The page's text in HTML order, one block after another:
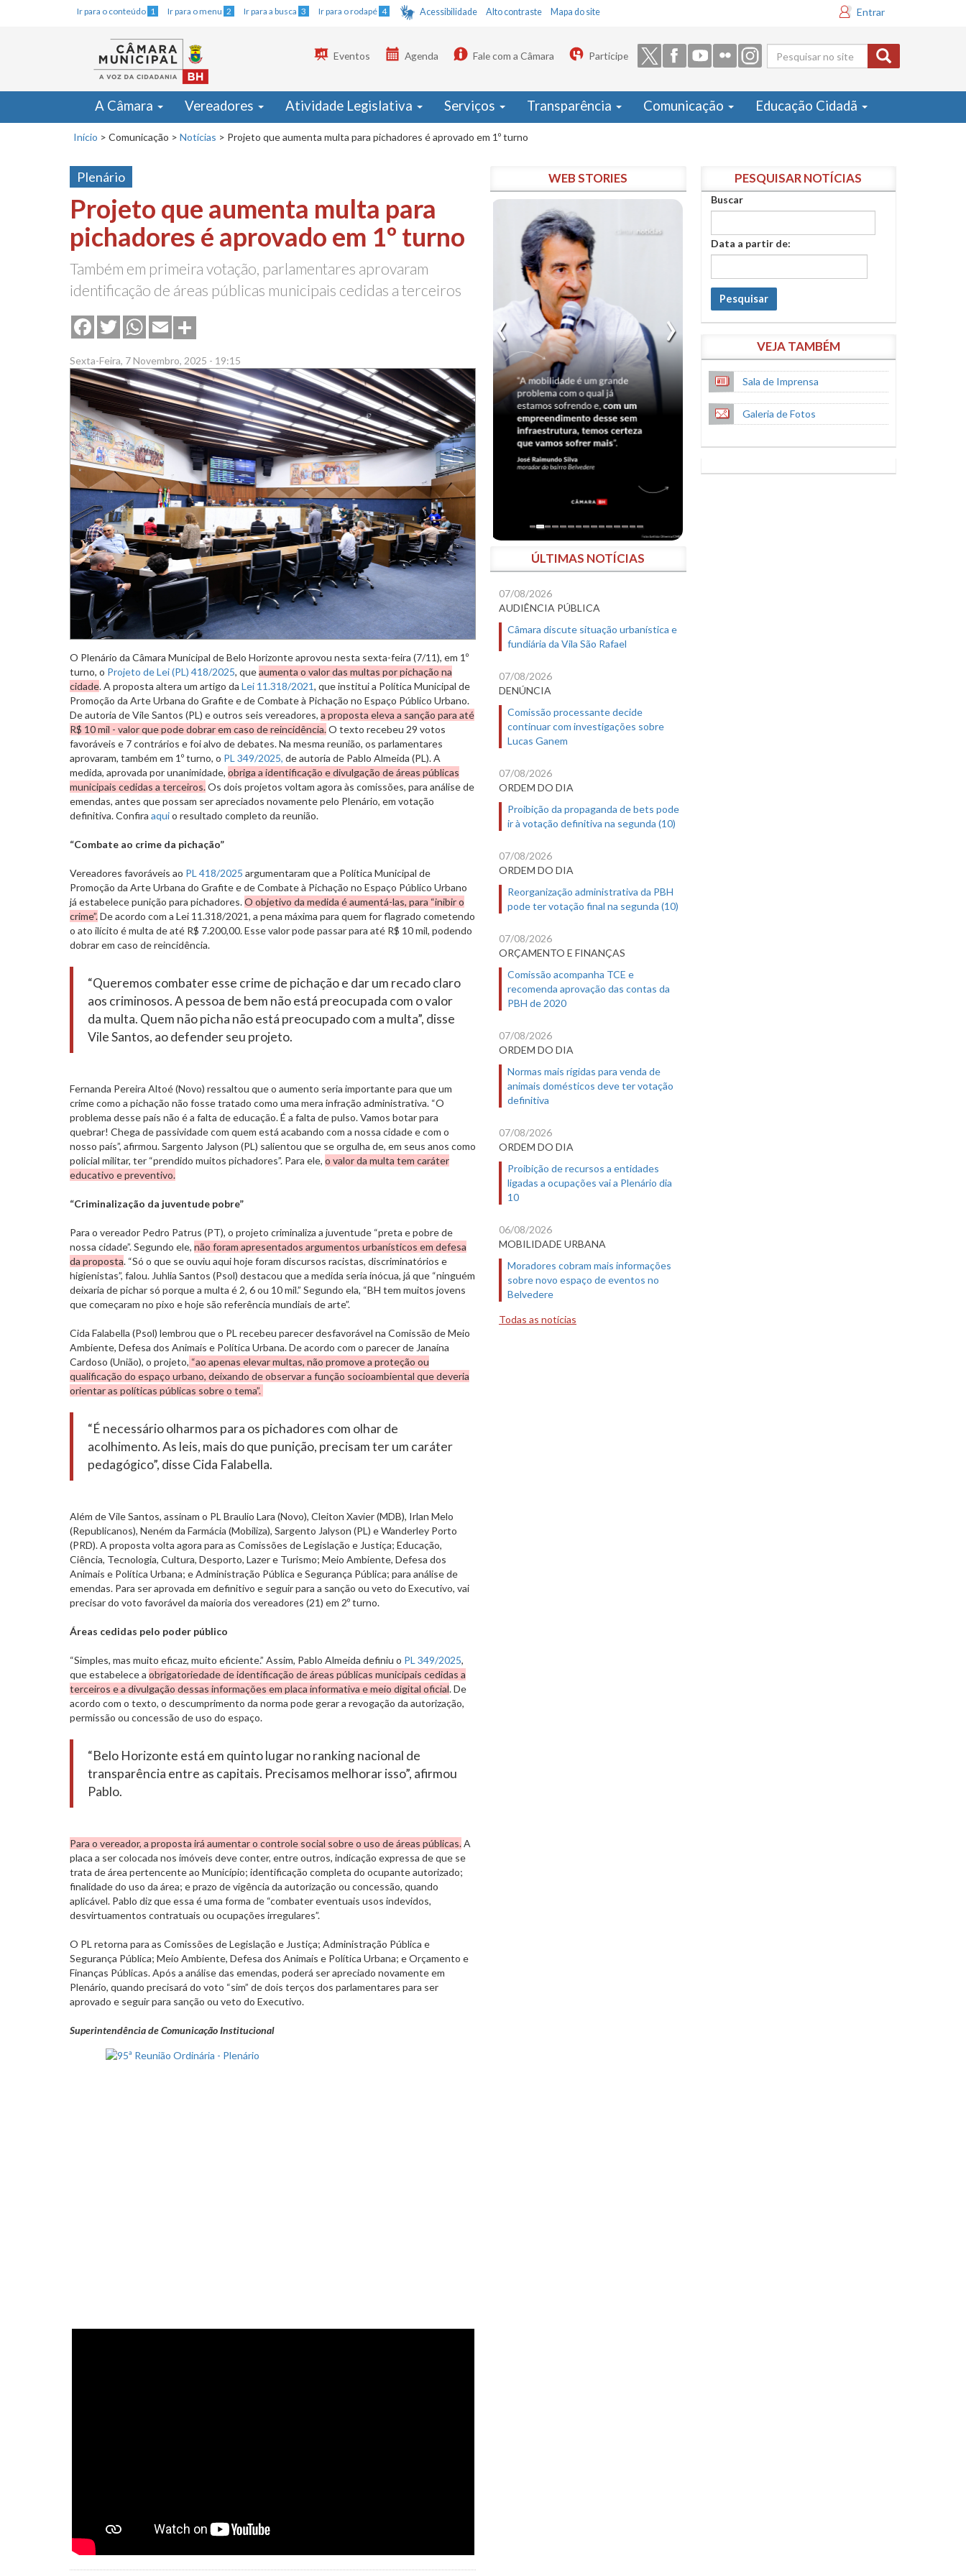
Ir para o conteúdo 1 Ir para o menu 2 Ir para a busca 3 Ir para o rodapé 4 Acessibilidade Alto contraste Mapa do site Entrar
Formulário
de busca
Eventos Agenda Fale com a Câmara Participe
A Câmara Vereadores Atividade Legislativa Serviços Transparência Comunicação Educação Cidadã
Início > Comunicação > Notícias > Projeto que aumenta multa para pichadores é aprovado em 1º turno
Plenário
Projeto que aumenta multa para
pichadores é aprovado em 1º turno
Também em primeira votação, parlamentares aprovaram
identificação de áreas públicas municipais cedidas a terceiros
FacebookTwitterWhatsApp
Email
Sexta-Feira, 7 Novembro, 2025 - 19:15
O Plenário da Câmara Municipal de Belo Horizonte aprovou nesta sexta-feira (7/11), em 1º
turno, o Projeto de Lei (PL) 418/2025, queaumenta o valor das multas por pichação na
cidade. A proposta altera um artigo da Lei 11.318/2021, que institui a Política Municipal de
Promoção da Arte Urbana do Grafite e de Combate à Pichação no Espaço Público Urbano.
De autoria de Vile Santos (PL) e outros seis vereadores, a proposta eleva a sanção para até
R$ 10 mil - valor que pode dobrar em caso de reincidência.O texto recebeu 29 votos
favoráveis e 7 contrários e foi alvo de debates. Na mesma reunião, os parlamentares
aprovaram, também em 1º turno, o PL 349/2025, de autoria de Pablo Almeida (PL). A
medida, aprovada por unanimidade, obriga a identificação e divulgação de áreas públicas
municipais cedidas a terceiros.Os dois projetos voltam agora às comissões, para análise de
emendas, antes que possam ser apreciados novamente pelo Plenário, em votação
definitiva. Confira aquio resultado completo da reunião.
“Combate ao crime da pichação”
Vereadores favoráveis ao PL 418/2025 argumentaram que a Política Municipal de
Promoção da Arte Urbana do Grafite e de Combate à Pichação no Espaço Público Urbano
já estabelece punição para pichadores.O objetivo da medida é aumentá-las, para “inibir o
crime”.De acordo com a Lei 11.318/2021, a pena máxima para quem for flagrado cometendo
o ato ilícito é multa de até R$ 7.200,00. Esse valor pode passar para até R$ 10 mil, podendo
dobrar em caso de reincidência.
“Queremos combater esse crime de pichação e dar um recado claro
aos criminosos. A pessoa de bem não está preocupada com o valor
da multa. Quem não picha não está preocupado com a multa”, disse
Vile Santos, ao defender seu projeto.
Fernanda Pereira Altoé (Novo) ressaltou que o aumento seria importante para que um
crime como a pichação não fosse tratado como uma mera infração administrativa. “O
problema desse país não é a falta de educação. É a falta de pulso. Vamos botar para
quebrar! Chega de passividade com quem está acabando com a nossa cidade e com o
nosso país”, afirmou. Sargento Jalyson (PL) salientou que se orgulha de, em seus anos como
policial militar, ter “prendido muitos pichadores”. Para ele, o valor da multa tem caráter
educativo e preventivo.
“Criminalização da juventude pobre”
Para o vereador Pedro Patrus (PT), o projeto criminaliza a juventude “preta e pobre de
nossa cidade”. Segundo ele, não foram apresentados argumentos urbanísticos em defesa
da proposta. “Só o que se ouviu aqui hoje foram discursos racistas, discriminatórios e
higienistas”, falou. Juhlia Santos (Psol) destacou que a medida seria inócua, já que “ninguém
deixaria de pichar só porque a multa é 2, 6 ou 10 mil.” Segundo ela, “BH tem muitos jovens
que começaram no pixo e hoje são referência mundiais de arte”.
Cida Falabella (Psol) lembrou que o PL recebeu parecer desfavorável na Comissão de Meio
Ambiente, Defesa dos Animais e Política Urbana. De acordo com o parecer de Janaína
Cardoso (União), o projeto, “ao apenas elevar multas, não promove a proteção ou
qualificação do espaço urbano, deixando de observar a função socioambiental que deveria
orientar as políticas públicas sobre o tema”.
“É necessário olharmos para os pichadores com olhar de
acolhimento. As leis, mais do que punição, precisam ter um caráter
pedagógico”, disse Cida Falabella.
Além de Vile Santos, assinam o PL Braulio Lara (Novo), Cleiton Xavier (MDB), Irlan Melo
(Republicanos), Neném da Farmácia (Mobiliza), Sargento Jalyson (PL) e Wanderley Porto
(PRD). A proposta volta agora para as Comissões de Legislação e Justiça; Educação,
Ciência, Tecnologia, Cultura, Desporto, Lazer e Turismo; Meio Ambiente, Defesa dos
Animais e Política Urbana; e Administração Pública e Segurança Pública; para análise de
emendas. Para ser aprovada em definitivo e seguir para a sanção ou veto do Executivo, vai
precisar do voto favorável da maioria dos vereadores (21) em 2º turno.
Áreas cedidas pelo poder público
“Simples, mas muito eficaz, muito eficiente.” Assim, Pablo Almeida definiu o PL 349/2025,
que estabelece a obrigatoriedade de identificação de áreas públicas municipais cedidas a
terceiros e a divulgação dessas informações em placa informativa e meio digital oficial. De
acordo com o texto, o descumprimento da norma pode gerar a revogação da autorização,
permissão ou concessão de uso do espaço.
“Belo Horizonte está em quinto lugar no ranking nacional de
transparência entre as capitais. Precisamos melhorar isso”, afirmou
Pablo.
Para o vereador, a proposta irá aumentar o controle social sobre o uso de áreas públicas.A
placa a ser colocada nos imóveis deve conter, entre outros, indicação expressa de que se
trata de área pertencente ao Município; identificação completa do ocupante autorizado;
finalidade do uso da área; e prazo de vigência da autorização ou concessão, quando
aplicável. Pablo diz que essa é uma forma de “combater eventuais usos indevidos,
desvirtuamentos contratuais ou ocupações irregulares”.
O PL retorna para as Comissões de Legislação e Justiça; Administração Pública e
Segurança Pública; Meio Ambiente, Defesa dos Animais e Política Urbana; e Orçamento e
Finanças Públicas. Após a análise das emendas, poderá ser apreciado novamente em
Plenário, quando precisará do voto “sim” de dois terços dos parlamentares para ser
aprovado e seguir para sanção ou veto do Executivo.
Superintendência de Comunicação Institucional
WEB STORIES
ÚLTIMAS NOTÍCIAS
07/08/2026
AUDIÊNCIA PÚBLICA
Câmara discute situação urbanística e
fundiária da Vila São Rafael
07/08/2026
DENÚNCIA
Comissão processante decide
continuar com investigações sobre
Lucas Ganem
07/08/2026
ORDEM DO DIA
Proibição da propaganda de bets pode
ir à votação definitiva na segunda (10)
07/08/2026
ORDEM DO DIA
Reorganização administrativa da PBH
pode ter votação final na segunda (10)
07/08/2026
ORÇAMENTO E FINANÇAS
Comissão acompanha TCE e
recomenda aprovação das contas da
PBH de 2020
07/08/2026
ORDEM DO DIA
Normas mais rígidas para venda de
animais domésticos deve ter votação
definitiva
07/08/2026
ORDEM DO DIA
Proibição de recursos a entidades
ligadas a ocupações vai a Plenário dia
10
06/08/2026
MOBILIDADE URBANA
Moradores cobram mais informações
sobre novo espaço de eventos no
Belvedere
Todas as notícias
PESQUISAR NOTÍCIAS
Buscar
Data a partir de:
Pesquisar
VEJA TAMBÉM
Sala de Imprensa
Galeria de Fotos